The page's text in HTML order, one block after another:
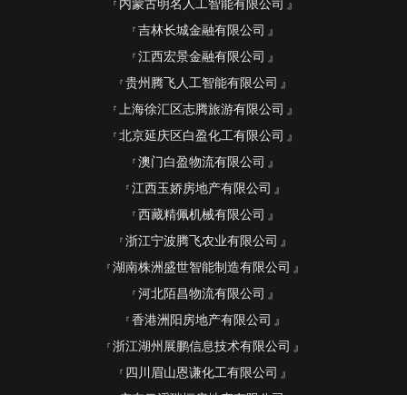
内蒙古明名人工智能有限公司
吉林长城金融有限公司
江西宏景金融有限公司
贵州腾飞人工智能有限公司
上海徐汇区志腾旅游有限公司
北京延庆区白盈化工有限公司
澳门白盈物流有限公司
江西玉娇房地产有限公司
西藏精佩机械有限公司
浙江宁波腾飞农业有限公司
湖南株洲盛世智能制造有限公司
河北陌昌物流有限公司
香港洲阳房地产有限公司
浙江湖州展鹏信息技术有限公司
四川眉山恩谦化工有限公司